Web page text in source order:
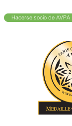
Hacerse socio de AVPA